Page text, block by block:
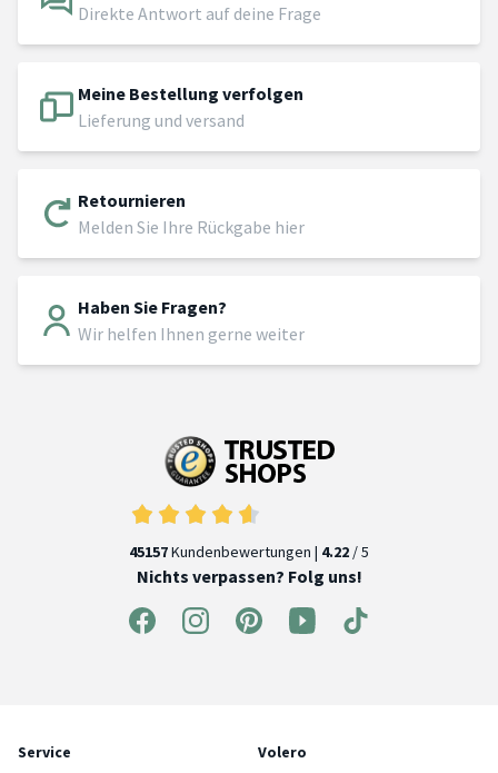
Direkte Antwort auf deine Frage
Meine Bestellung verfolgen
Lieferung und versand
Retournieren
Melden Sie Ihre Rückgabe hier
Haben Sie Fragen?
Wir helfen Ihnen gerne weiter
45157Kundenbewertungen | 4.22 / 5
Nichts verpassen? Folg uns!
Service Volero